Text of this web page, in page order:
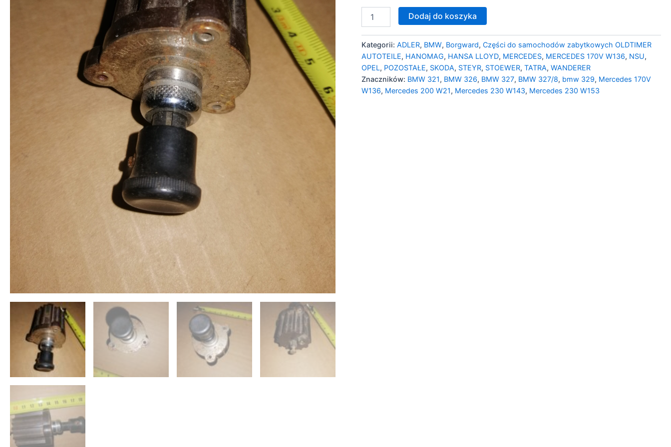
Dodaj do koszyka
Kategorii:ADLER, BMW, Borgward,Części do samochodów zabytkowych OLDTIMER
AUTOTEILE, HANOMAG, HANSA LLOYD, MERCEDES, MERCEDES 170V W136, NSU,
OPEL, POZOSTAŁE, SKODA, STEYR, STOEWER,TATRA,WANDERER
Znaczników: BMW 321, BMW 326, BMW 327, BMW 327/8, bmw 329, Mercedes 170V
W136, Mercedes 200 W21, Mercedes 230 W143, Mercedes 230 W153